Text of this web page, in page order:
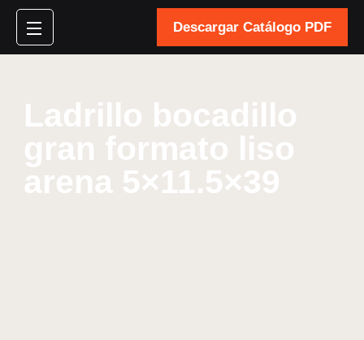
Descargar Catálogo PDF
Ladrillo bocadillo
gran formato liso
arena 5×11.5×39